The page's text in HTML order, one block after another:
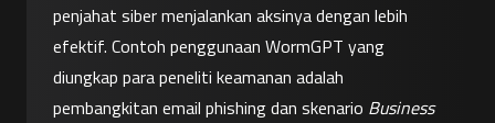
penjahat siber menjalankan aksinya dengan lebih
efektif. Contoh penggunaan WormGPT yang
diungkap para peneliti keamanan adalah
pembangkitan email phishing dan skenario Business